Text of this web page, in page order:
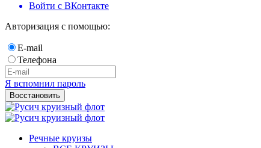
Войти с ВКонтакте
Авторизация с помощью:
E-mail
Телефона
Я вспомнил пароль
Восстановить
Речные круизы